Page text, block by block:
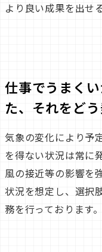
より良い成果を出せ
仕事でうまく
た、それをど
気象の変化により予
を得ない状況は常に
風の接近等の影響を
状況を想定し、選択
務を行っております。